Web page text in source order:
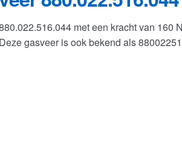
met een kracht van
gasveer is ook bekend als